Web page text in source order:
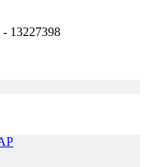
- 13227398